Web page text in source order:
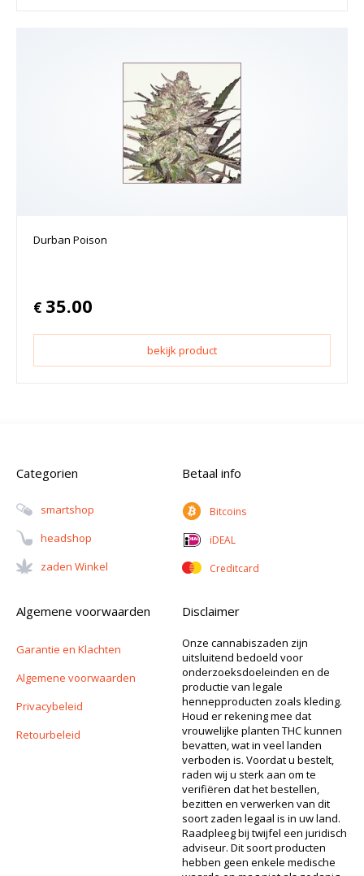
Durban Poison
€ 35.00
bekijk product
Categorien
Smartshop
Headshop
Zaden Winkel
Betaal info
Bitcoins
iDEAL
Creditcard
Algemene voorwaarden
Garantie en Klachten
Algemene voorwaarden
Privacybeleid
Retourbeleid
Disclaimer
Onze cannabiszaden zijn
uitsluitend bedoeld voor
onderzoeksdoeleinden en de
productie van legale
hennepproducten zoals kleding.
Houd er rekening mee dat
vrouwelijke planten THC kunnen
bevatten, wat in veel landen
verboden is. Voordat u bestelt,
raden wij u sterk aan om te
verifiëren dat het bestellen,
bezitten en verwerken van dit
soort zaden legaal is in uw land.
Raadpleeg bij twijfel een juridisch
adviseur. Dit soort producten
hebben geen enkele medische